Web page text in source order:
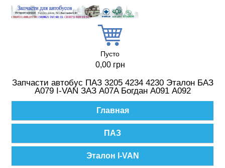
Пусто
0,00 грн
Запчасти автобус ПАЗ 3205 4234 4230 Эталон БАЗ
А079 I-VAN ЗАЗ A07A Богдан А091 А092
Главная
ПАЗ
Эталон I-VAN